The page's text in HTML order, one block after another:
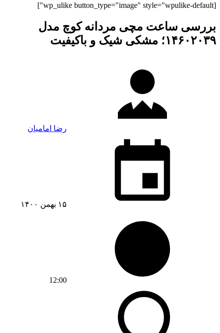
[wp_ulike button_type="image" style="wpulike-default"]
بررسی ساعت مچی مردانه کوچ مدل
۱۴۶۰۲۰۳۹؛ مشکی شیک و باکیفیت
رضا امامیان
۱۵ بهمن ۱۴۰۰
12:00